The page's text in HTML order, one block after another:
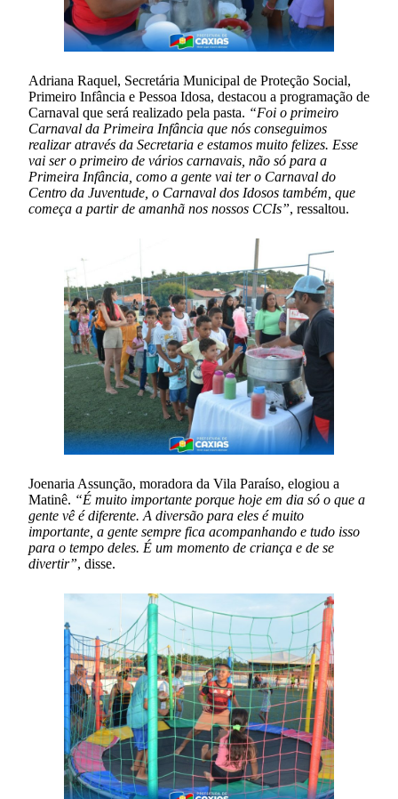
Adriana Raquel, Secretária Municipal de Proteção Social,
Primeiro Infância e Pessoa Idosa, destacou a programação de
Carnaval que será realizado pela pasta. “Foi o primeiro
Carnaval da Primeira Infância que nós conseguimos
realizar através da Secretaria e estamos muito felizes. Esse
vai ser o primeiro de vários carnavais, não só para a
Primeira Infância, como a gente vai ter o Carnaval do
Centro da Juventude, o Carnaval dos Idosos também, que
começa a partir de amanhã nos nossos CCIs”, ressaltou.
Joenaria Assunção, moradora da Vila Paraíso, elogiou a
Matinê. “É muito importante porque hoje em dia só o que a
gente vê é diferente. A diversão para eles é muito
importante, a gente sempre fica acompanhando e tudo isso
para o tempo deles. É um momento de criança e de se
divertir”, disse.